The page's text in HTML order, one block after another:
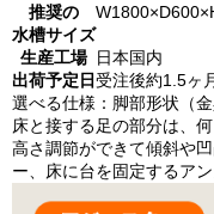
推奨の
水槽サイズ
生産工場 日本国内
出荷予定日受注後約1.5ヶ
選べる仕様：脚部形状（金
床と接する足の部分は、
高さ調節ができて傾斜や
ー、床に台を固定するア